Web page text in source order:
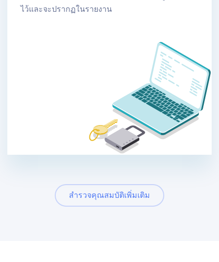
ไว้และจะปรากฏในรายงาน
สํารวจคุณสมบัติเพิ่มเติม